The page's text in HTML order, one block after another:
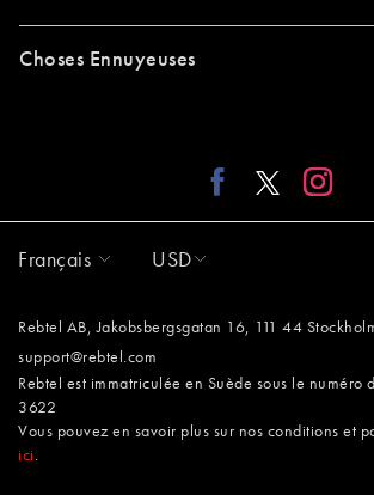
Choses Ennuyeuses
Français USD
Rebtel AB, Jakobsbergsgatan 16, 111 44
support@rebtel.com
Rebtel est immatriculée en Suède sous le
3622
Vous pouvez en savoir plus sur nos conditions et
ici .